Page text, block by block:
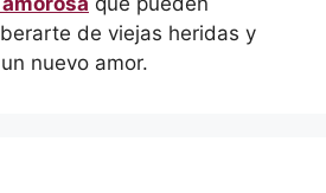
de viejas heridas y
nuevo amor.